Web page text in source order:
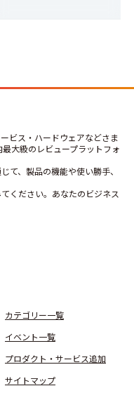
ビス・ハードウェアなどさま
大級のレビュープラットフォ
て、製品の機能や使い勝手、
ください。あなたのビジネス
カテゴリー一覧
イベント一覧
プロダクト・サービス追加
サイトマップ